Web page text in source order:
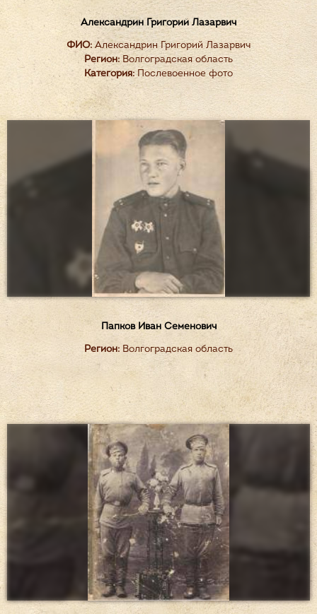
Александрин Григорий Лазарвич
ФИО: Александрин Григорий Лазарвич
Регион: Волгоградская область
Категория:Послевоенное фото
Папков Иван Семенович
Регион: Волгоградская область